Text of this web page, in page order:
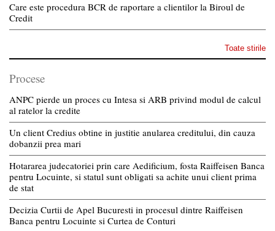
Care este procedura BCR de raportare a clientilor la Biroul de
Credit
Toate stirile
Procese
ANPC pierde un proces cu Intesa si ARB privind modul de calcul
al ratelor la credite
Un client Credius obtine in justitie anularea creditului, din cauza
dobanzii prea mari
Hotararea judecatoriei prin care Aedificium, fosta Raiffeisen Banca
pentru Locuinte, si statul sunt obligati sa achite unui client prima
de stat
Decizia Curtii de Apel Bucuresti in procesul dintre Raiffeisen
Banca pentru Locuinte si Curtea de Conturi